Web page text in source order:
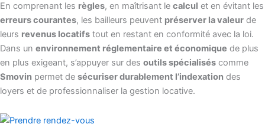
En comprenant les règles, en maîtrisant le calcul et en évitant les
erreurs courantes, les bailleurs peuvent préserver la valeur de
leurs revenus locatifs tout en restant en conformité avec la loi.
Dans un environnement réglementaire et économique de plus
en plus exigeant, s’appuyer sur des outils spécialisés comme
Smovin permet de sécuriser durablement l’indexation des
loyers et de professionnaliser la gestion locative.